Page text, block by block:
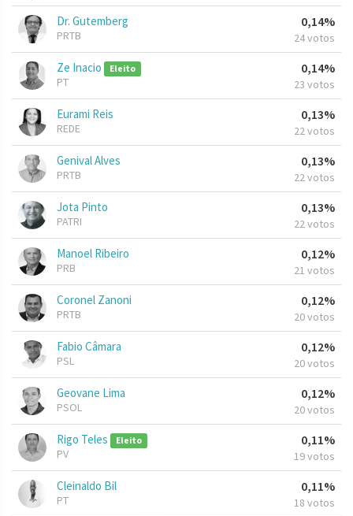
Dr. Gutemberg
PRTB
0,14%
24 votos
Ze Inacio Eleito
PT
0,14%
23 votos
Eurami Reis
REDE
0,13%
22 votos
Genival Alves
PRTB
0,13%
22 votos
Jota Pinto
PATRI
0,13%
22 votos
Manoel Ribeiro
PRB
0,12%
21 votos
Coronel Zanoni
PRTB
0,12%
20 votos
Fabio Câmara
PSL
0,12%
20 votos
Geovane Lima
PSOL
0,12%
20 votos
Rigo Teles Eleito
PV
0,11%
19 votos
Cleinaldo Bil
PT
0,11%
18 votos